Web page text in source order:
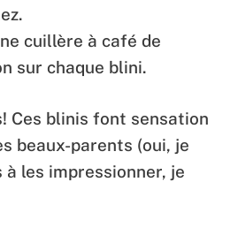
cuillère à café de
sur chaque blini.
Ces blinis font sensation
beaux-parents (oui, je
les impressionner, je